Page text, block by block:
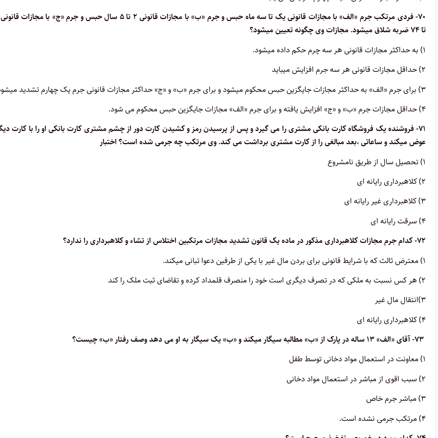
تا ۷۴ ضربه شلاق میشود. مجازات وی چگونه تعیین میشود؟
۱) به حداکثر مجازات قانونی هر سه چرم حکم داده میشود.
۲) حداقل مجازات قانونی هر سه جرم افزایش میباید
۳) برای جرم «الف» به حداکثر مجازات جایگزین حبس محکوم میشود و برای جرم «ب» و «ج» حداکثر مجازات قانونی جرم یک چهارم تشدید میشود.
۴) حداقل مجازات جرم «ب» و «ج» افزایش یافته و برای جرم «الف» مجازات جایگزین حبس محکوم می شود.
۷۱- فروشنده یک فروشگاه کارت بانکی مشتری را می گیرد و پس از پرسیدن رمز و کشیدن کارت دور از چشم مشتری کارت بانکی او را با کارت
عوض میکند و ساعاتی ،بعد مبالغی را از کارت مشتری برداشت می کند. وی مرتکبچه جرمی شده است؟ اختبار
۱) تحصیل سال از طریق نامشروع
۲) کلاهبرداری رایانه ای
۳) کلاهبرداری غیر رایانه ای
۴) سرقت رایانه ای
۷۲- کدام جرم مجازات کلاهبرداری مذکور در ماده یک قانون تشدید مجازات مرتکبین اختلاس از تشاء و کلاهبرداری را ندارد؟
۱) معترض ثالث که با شرایط قانونی برای بردن مال غیر با یکی از طرفین دعوا تبانی میکند.
۲) هر کس نسبت به ملکی که در تصرف دیگری است خود را منصرف قلمداد کرده و تقاضای ثبت ملک را کند
۳)انتقال مال غیر
۴) کلاهبرداری رایانه ای
۱) معاونت در استعمال مواد دخانی توسط طفل
۲) سبب اقوی از مباشر در استعمال مواد دخانی
۳) مباشر جرم خاص
۴) مرتکب جرمی نشده است.